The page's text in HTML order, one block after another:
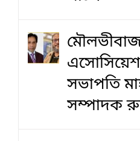
সভাপতি
সম্পাদক